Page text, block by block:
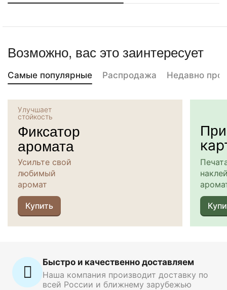
Возможно, вас это заинтересует
Самые популярные Распродажа Недавно
Улучшает
стойкость
Фиксатор
аромата
Усильте свой
любимый
аромат
Купить
Быстро и качественно доставляем
Наша компания производит доставку по
всей России и ближнему зарубежью